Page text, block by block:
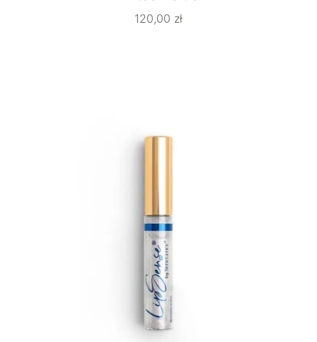
120,00 zł